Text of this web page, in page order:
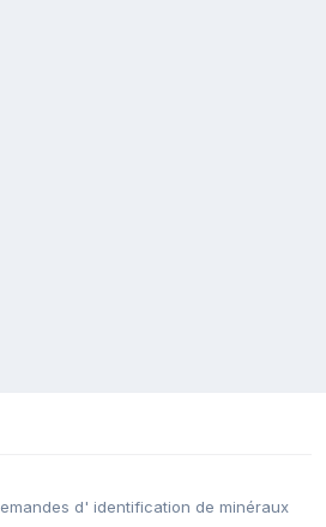
d' identification de minéraux